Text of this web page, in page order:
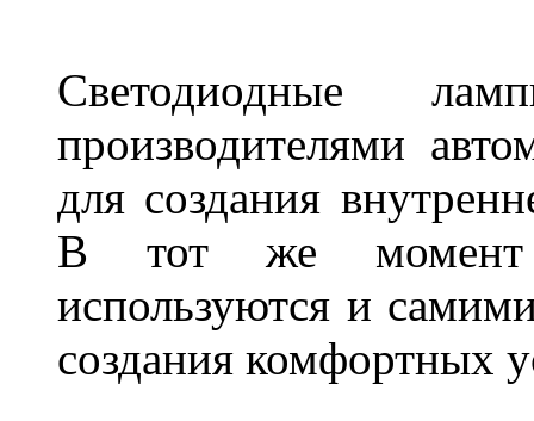
Светодиодные
производителями
для создания
В тот же момент
используются и
создания комфортных